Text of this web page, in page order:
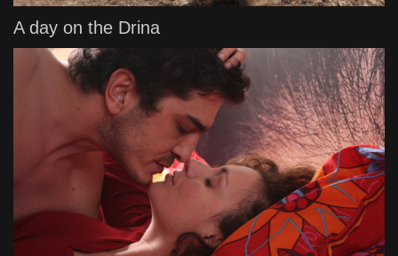
A day on the Drina